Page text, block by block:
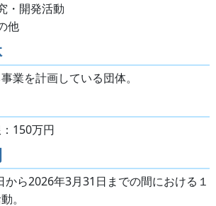
開発活動
他
業を計画している団体。
150万円
から2026年3月31日までの間における１
。